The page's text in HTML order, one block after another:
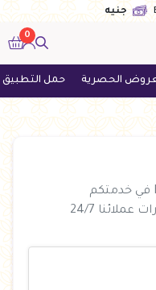
جنيه
0
الحصرية حمل التطبيق
24/7